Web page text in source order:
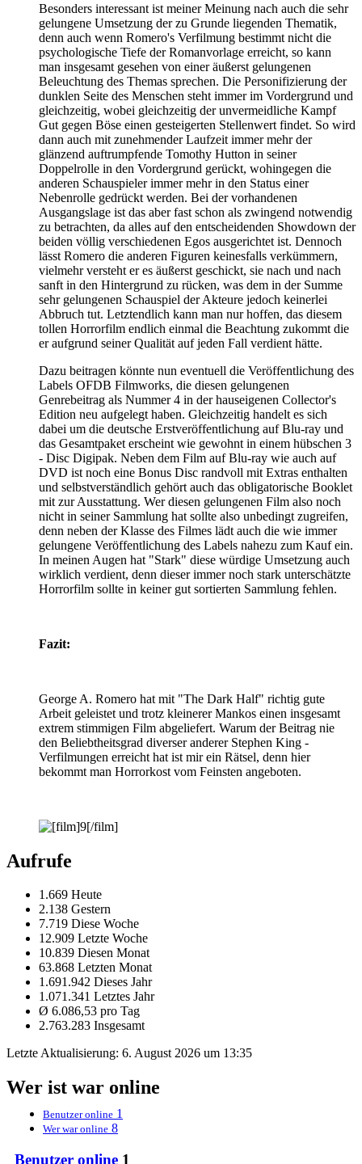
Besonders interessant ist meiner Meinung nach auch die sehr
gelungene Umsetzung der zu Grunde liegenden Thematik,
denn auch wenn Romero's Verfilmung bestimmt nicht die
psychologische Tiefe der Romanvorlage erreicht, so kann
man insgesamt gesehen von einer äußerst gelungenen
Beleuchtung des Themas sprechen. Die Personifizierung der
dunklen Seite des Menschen steht immer im Vordergrund und
gleichzeitig, wobei gleichzeitig der unvermeidliche Kampf
Gut gegen Böse einen gesteigerten Stellenwert findet. So wird
dann auch mit zunehmender Laufzeit immer mehr der
glänzend auftrumpfende Tomothy Hutton in seiner
Doppelrolle in den Vordergrund gerückt, wohingegen die
anderen Schauspieler immer mehr in den Status einer
Nebenrolle gedrückt werden. Bei der vorhandenen
Ausgangslage ist das aber fast schon als zwingend notwendig
zu betrachten, da alles auf den entscheidenden Showdown der
beiden völlig verschiedenen Egos ausgerichtet ist. Dennoch
lässt Romero die anderen Figuren keinesfalls verkümmern,
vielmehr versteht er es äußerst geschickt, sie nach und nach
sanft in den Hintergrund zu rücken, was dem in der Summe
sehr gelungenen Schauspiel der Akteure jedoch keinerlei
Abbruch tut. Letztendlich kann man nur hoffen, das diesem
tollen Horrorfilm endlich einmal die Beachtung zukommt die
er aufgrund seiner Qualität auf jeden Fall verdient hätte.
Dazu beitragen könnte nun eventuell die Veröffentlichung des
Labels OFDB Filmworks, die diesen gelungenen
Genrebeitrag als Nummer 4 in der hauseigenen Collector's
Edition neu aufgelegt haben. Gleichzeitig handelt es sich
dabei um die deutsche Erstveröffentlichung auf Blu-ray und
das Gesamtpaket erscheint wie gewohnt in einem hübschen 3
- Disc Digipak. Neben dem Film auf Blu-ray wie auch auf
DVD ist noch eine Bonus Disc randvoll mit Extras enthalten
und selbstverständlich gehört auch das obligatorische Booklet
mit zur Ausstattung. Wer diesen gelungenen Film also noch
nicht in seiner Sammlung hat sollte also unbedingt zugreifen,
denn neben der Klasse des Filmes lädt auch die wie immer
gelungene Veröffentlichung des Labels nahezu zum Kauf ein.
In meinen Augen hat "Stark" diese würdige Umsetzung auch
wirklich verdient, denn dieser immer noch stark unterschätzte
Horrorfilm sollte in keiner gut sortierten Sammlung fehlen.
Fazit:
George A. Romero hat mit "The Dark Half" richtig gute
Arbeit geleistet und trotz kleinerer Mankos einen insgesamt
extrem stimmigen Film abgeliefert. Warum der Beitrag nie
den Beliebtheitsgrad diverser anderer Stephen King -
Verfilmungen erreicht hat ist mir ein Rätsel, denn hier
bekommt man Horrorkost vom Feinsten angeboten.
Aufrufe
1.669 Heute
2.138 Gestern
7.719 Diese Woche
12.909 Letzte Woche
10.839 Diesen Monat
63.868 Letzten Monat
1.691.942 Dieses Jahr
1.071.341 Letztes Jahr
Ø 6.086,53 pro Tag
2.763.283 Insgesamt
Letzte Aktualisierung: 6. August 2026 um 13:35
Wer ist war online
Benutzer online 1
Wer war online 8
Benutzer online 1